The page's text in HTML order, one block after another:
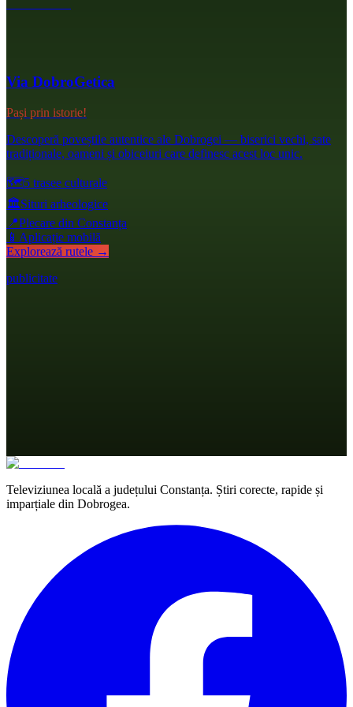
Via DobroGetica
Pași prin istorie!
Descoperă poveștile autentice ale Dobrogei — biserici vechi, sate
tradiționale, oameni și obiceiuri care definesc acest loc unic.
🗺️5 trasee culturale
🏛️Situri arheologice
📍Plecare din Constanța
📱 Aplicație mobilă
Explorează rutele →
publicitate
Televiziunea locală a județului Constanța. Știri corecte, rapide și
imparțiale din Dobrogea.